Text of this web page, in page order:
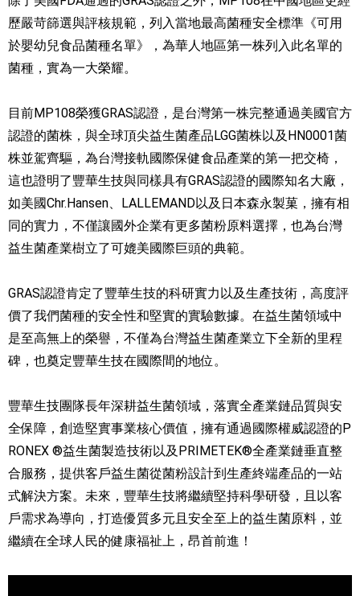
歷嚴苛篩選與評核規範，列入當地最高菌種安全標準《可用
於嬰幼兒食品菌種名單》，為華人地區第一株列入此名單的
菌種，實為一大榮耀。
目前MP108榮獲GRAS認證，是台灣第一株完整通過美國官方
認證的菌株，與全球頂尖益生菌產品LGG菌株以及HN0001菌
株並駕齊驅，為台灣接軌國際保健食品產業的第一把交椅，
這也證明了豐華生技與同樣具有GRAS認證的國際知名大廠，
如美國Chr.Hansen、LALLEMAND以及日本森永製菓，擁有相
同的實力，不僅讓國外企業有更多菌粉原料選擇，也為台灣
益生菌產業樹立了可媲美國際巨頭的典範。
GRAS認證肯定了豐華生技的科研實力以及生產技術，高度評
價了我們菌種的安全性和堅實的實驗數據。在益生菌領域中
是至高無上的榮譽，不僅為台灣益生菌產業立下全新的里程
碑，也奠定豐華生技在國際間的地位。
豐華生技團隊長年深耕益生菌領域，落實全產業鏈品質與安
全保障，創造堅實事業核心價值，擁有通過國際權威認證的P
RONEX ®益生菌製造技術以及PRIMETEK®全產業鏈垂直整
合服務，提供客戶益生菌從菌粉設計到生產終端產品的一站
式解決方案。未來，豐華生技將繼續堅持科學研發，且以客
戶需求為導向，打造優質多元且安全至上的益生菌原料，並
繼續在全球人民的健康福祉上，昂首前進！